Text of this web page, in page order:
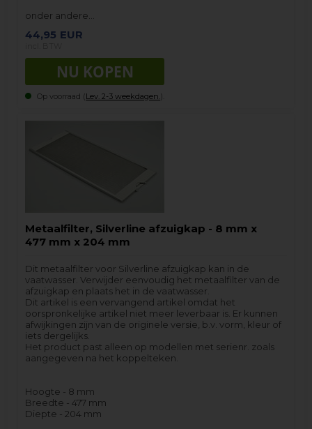
onder andere…
44,95 EUR
Op voorraad (Lev. 2-3 weekdagen. ).
Metaalfilter, Silverline afzuigkap - 8 mm x
477 mm x 204 mm
Dit metaalfilter voor Silverline afzuigkap kan in de
vaatwasser. Verwijder eenvoudig het metaalfilter van de
afzuigkap en plaats het in de vaatwasser.
Dit artikel is een vervangend artikel omdat het
oorspronkelijke artikel niet meer leverbaar is. Er kunnen
afwijkingen zijn van de originele versie, b.v. vorm, kleur of
iets dergelijks.
Het product past alleen op modellen met serienr. zoals
aangegeven na het koppelteken.
Hoogte - 8 mm
Breedte - 477 mm
Diepte - 204 mm